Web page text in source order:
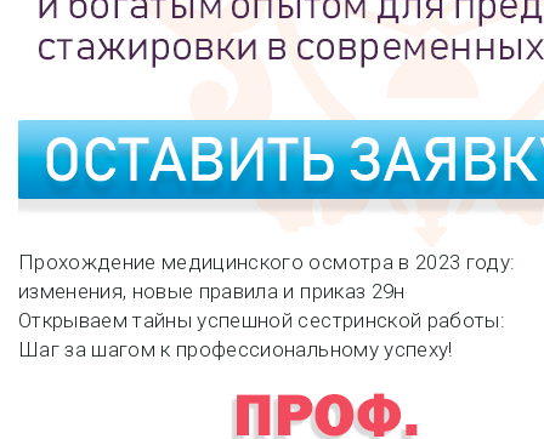
Навигация
по
записям
Прохождение медицинского осмотра в 2023 году:
изменения, новые правила и приказ 29н
Открываем тайны успешной сестринской работы:
Шаг за шагом к профессиональному успеху!